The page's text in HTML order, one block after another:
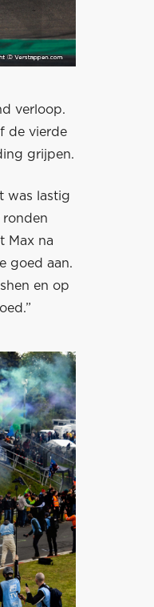
verloop.
de vierde
grijpen.
was lastig
ronden
Max na
goed aan.
en op